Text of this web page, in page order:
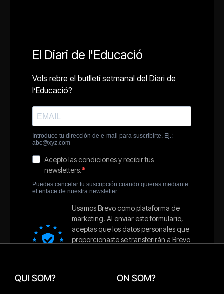
QUI SOM? ON SOM?